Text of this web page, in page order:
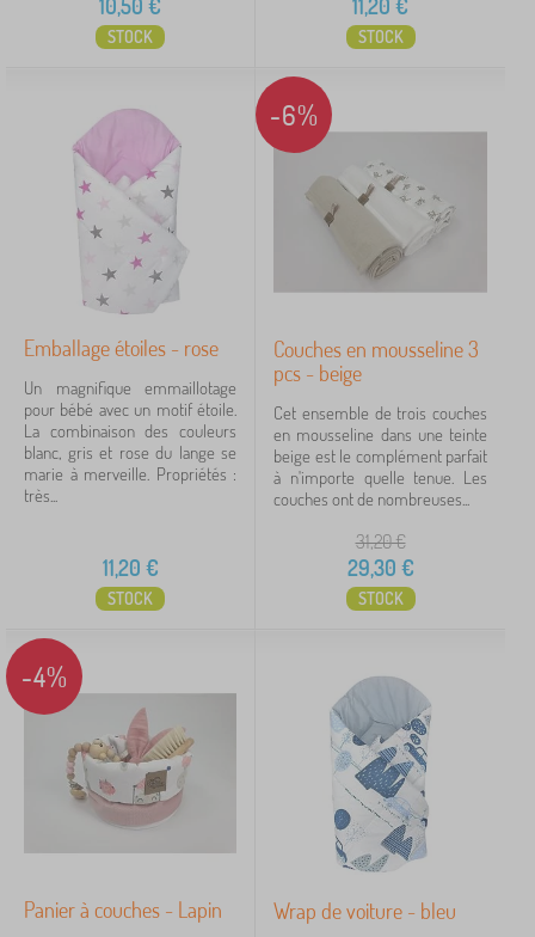
10,50 €
STOCK
11,20 €
STOCK
Emballage étoiles - rose
Un magnifique emmaillotage
pour bébé avec un motif étoile.
La combinaison des couleurs
blanc, gris et rose du lange se
marie à merveille. Propriétés :
très...
11,20 €
STOCK
-6%
Couches en mousseline 3
pcs - beige
Cet ensemble de trois couches
en mousseline dans une teinte
beige est le complément parfait
à n'importe quelle tenue. Les
couches ont de nombreuses...
31,20€
29,30 €
STOCK
-4%
Panier à couches - Lapin Wrap de voiture - bleu